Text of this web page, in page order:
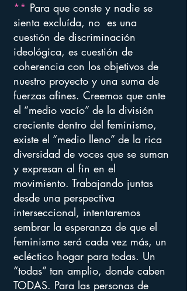
** Para que conste y nadie se
sienta excluída, no es una
cuestión de discriminación
ideológica, es cuestión de
coherencia con los objetivos de
nuestro proyecto y una suma de
fuerzas afines. Creemos que ante
el “medio vacío” de la división
creciente dentro del feminismo,
existe el “medio lleno” de la rica
diversidad de voces que se suman
y expresan al fin en el
movimiento. Trabajando juntas
desde una perspectiva
interseccional, intentaremos
sembrar la esperanza de que el
feminismo será cada vez más, un
ecléctico hogar para todas. Un
“todas” tan amplio, donde caben
TODAS. Para las personas de